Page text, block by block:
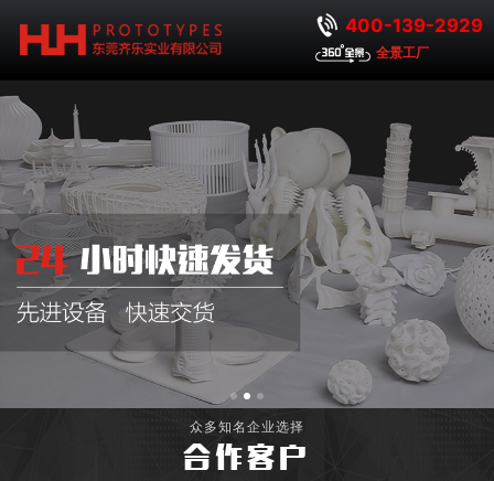
400-139-2929
全景工厂
众多知名企业选择
合作客户